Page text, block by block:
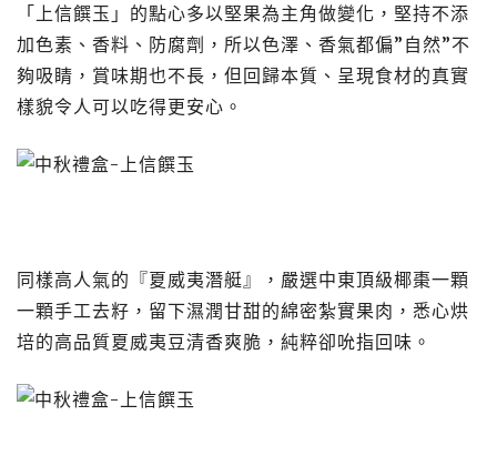
「上信饌玉」的點心多以堅果為主角做變化，堅持不添
加色素、香料、防腐劑，所以色澤、香氣都偏”自然”不
夠吸睛，賞味期也不長，但回歸本質、呈現食材的真實
樣貌令人可以吃得更安心。
同樣高人氣的『夏威夷潛艇』，嚴選中東頂級椰棗一顆
一顆手工去籽，留下濕潤甘甜的綿密紮實果肉，悉心烘
培的高品質夏威夷豆清香爽脆，純粹卻吮指回味。